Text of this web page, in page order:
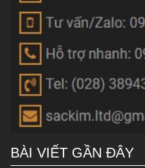
BÀI VIẾT GẦN ĐÂY